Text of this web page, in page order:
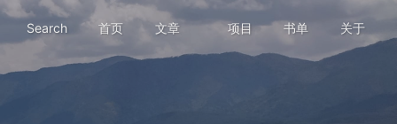
Search 首页 文章 项目 书单 关于